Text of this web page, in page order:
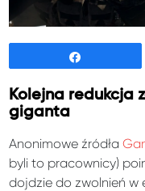
Kolejna redukcja
giganta
Anonimowe źródła
byli to pracownicy)
dojdzie do zwolnień w